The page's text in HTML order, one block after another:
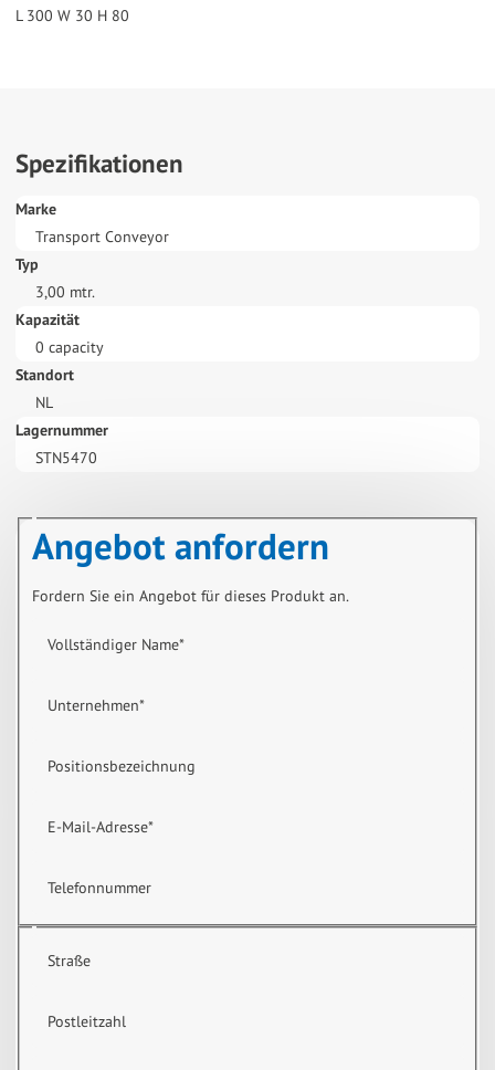
Spezifikationen
Marke
Transport Conveyor
Typ
3,00 mtr.
Kapazität
0 capacity
Standort
NL
Lagernummer
STN5470
Angebot anfordern
Fordern Sie ein Angebot für dieses Produkt an.
Vollständiger Name*
Unternehmen*
Positionsbezeichnung
E-Mail-Adresse*
Telefonnummer
Straße
Postleitzahl